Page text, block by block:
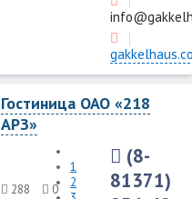
Гостиница ОАО «218
АРЗ»
288 0
1
2
(8-
81371)